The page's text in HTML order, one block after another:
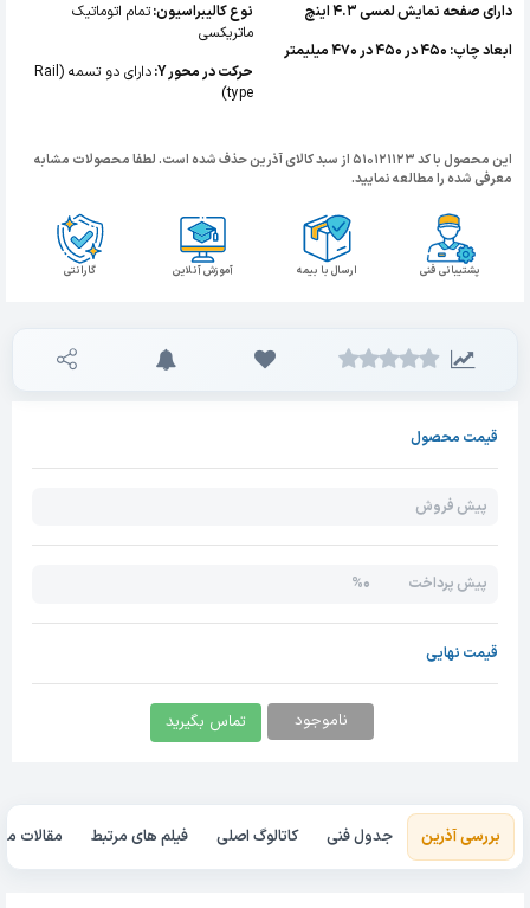
دارای صفحه نمایش لمسی 4.3 اینچ
ابعاد چاپ: 450 در 450 در 470 میلیمتر
نوع کالیبراسیون:تمام اتوماتیک
ماتریکسی
حرکت در محور Y:
دارای دو تسمه (Rail
type)
این محصول با کد 510121123 از سبد کالای آذرین حذف شده است. لطفا محصولات مشابه
معرفی شده را مطالعه نمایید.
گارانتی آموزش آنلاین ارسال با بیمه پشتیبانی فنی
قیمت محصول
پیش فروش
پیش پرداخت 0%
قیمت نهایی
ناموجود تماس بگیرید
بررسی آذرین جدول فنی کاتالوگ اصلی فیلم های مرتبط مقالات